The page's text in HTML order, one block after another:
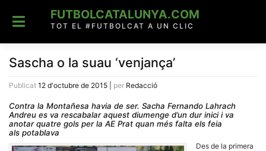
content
FUTBOLCATALUNYA.COM
TOT EL #FUTBOLCAT A UN CLIC
Sascha o la suau ‘venjança’
Publicat 12 d'octubre de 2015 per Redacció
Contra la Montañesa havia de ser. Sacha Fernando Lahrach
Andreu es va rescabalar aquest diumenge d’un dur inici i va
anotar quatre gols per la AE Prat quan més falta els feia
als potablava
Des de la primera